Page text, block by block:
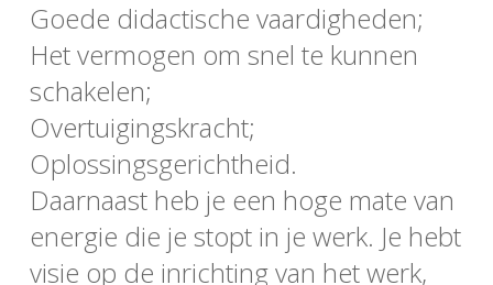
Goede didactische vaardigheden;
Het vermogen om snel te kunnen
schakelen;
Overtuigingskracht;
Oplossingsgerichtheid.
Daarnaast heb je een hoge mate van
energie die je stopt in je werk. Je hebt
visie op de inrichting van het werk,